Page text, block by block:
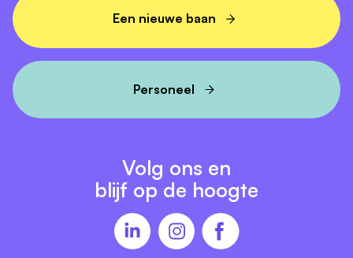
Een nieuwe baan
Personeel
Volg ons en
blijf op de hoogte